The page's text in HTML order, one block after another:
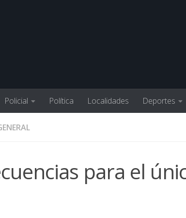
Policial Política Localidades Deportes
para el